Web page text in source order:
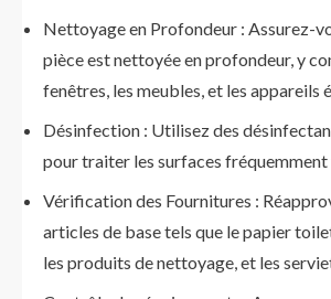
Nettoyage en Profondeur : Assurez-
pièce est nettoyée en profondeur, y
fenêtres, les meubles, et les appareils
Désinfection : Utilisez des
pour traiter les surfaces fréquemment
Vérification des Fournitures :
articles de base tels que le papier
les produits de nettoyage, et les